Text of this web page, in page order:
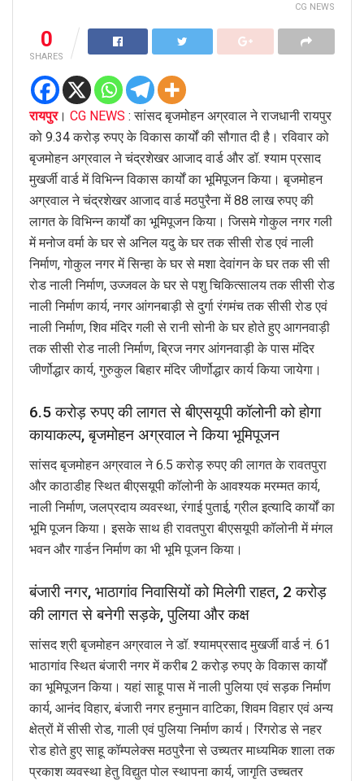
CG NEWS
0
SHARES
रायपुर। CG NEWS : सांसद बृजमोहन अग्रवाल ने राजधानी रायपुर
को 9.34 करोड़ रुपए के विकास कार्यों की सौगात दी है। रविवार को
बृजमोहन अग्रवाल ने चंद्रशेखर आजाद वार्ड और डॉ. श्याम प्रसाद
मुखर्जी वार्ड में विभिन्न विकास कार्यों का भूमिपूजन किया। बृजमोहन
अग्रवाल ने चंद्रशेखर आजाद वार्ड मठपुरैना में 88 लाख रुपए की
लागत के विभिन्न कार्यों का भूमिपूजन किया। जिसमे गोकुल नगर गली
में मनोज वर्मा के घर से अनिल यदु के घर तक सीसी रोड एवं नाली
निर्माण, गोकुल नगर में सिन्हा के घर से मशा देवांगन के घर तक सी सी
रोड नाली निर्माण, उज्जवल के घर से पशु चिकित्सालय तक सीसी रोड
नाली निर्माण कार्य, नगर आंगनबाड़ी से दुर्गा रंगमंच तक सीसी रोड एवं
नाली निर्माण, शिव मंदिर गली से रानी सोनी के घर होते हुए आगनवाड़ी
तक सीसी रोड नाली निर्माण, ब्रिज नगर आंगनवाड़ी के पास मंदिर
जीर्णोद्धार कार्य, गुरुकुल बिहार मंदिर जीर्णोद्धार कार्य किया जायेगा।
6.5 करोड़ रुपए की लागत से बीएसयूपी कॉलोनी को होगा
कायाकल्प, बृजमोहन अग्रवाल ने किया भूमिपूजन
सांसद बृजमोहन अग्रवाल ने 6.5 करोड़ रुपए की लागत के रावतपुरा
और काठाडीह स्थित बीएसयूपी कॉलोनी के आवश्यक मरम्मत कार्य,
नाली निर्माण, जलप्रदाय व्यवस्था, रंगाई पुताई, ग्रील इत्यादि कार्यों का
भूमि पूजन किया। इसके साथ ही रावतपुरा बीएसयूपी कॉलोनी में मंगल
भवन और गार्डन निर्माण का भी भूमि पूजन किया।
बंजारी नगर, भाठागांव निवासियों को मिलेगी राहत, 2 करोड़
की लागत से बनेगी सड़के, पुलिया और कक्ष
सांसद श्री बृजमोहन अग्रवाल ने डॉ. श्यामप्रसाद मुखर्जी वार्ड नं. 61
भाठागांव स्थित बंजारी नगर में करीब 2 करोड़ रुपए के विकास कार्यों
का भूमिपूजन किया। यहां साहू पास में नाली पुलिया एवं सड़क निर्माण
कार्य, आनंद विहार, बंजारी नगर हनुमान वाटिका, शिवम विहार एवं अन्य
क्षेत्रों में सीसी रोड, गाली एवं पुलिया निर्माण कार्य। रिंगरोड से नहर
रोड होते हुए साहू कॉम्पलेक्स मठपुरैना से उच्यतर माध्यमिक शाला तक
प्रकाश व्यवस्था हेतु विद्युत पोल स्थापना कार्य, जागृति उच्चतर